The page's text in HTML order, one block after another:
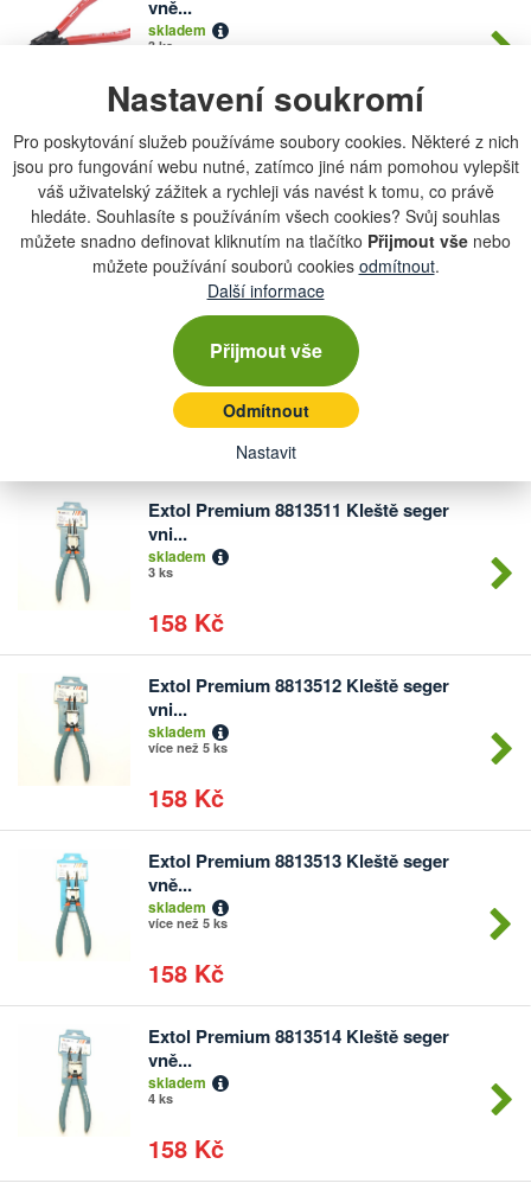
Nastavení soukromí
Pro poskytování služeb používáme soubory cookies. Některé z nich
jsou pro fungování webu nutné, zatímco jiné nám pomohou vylepšit
váš uživatelský zážitek a rychleji vás navést k tomu, co právě
hledáte. Souhlasíte s používáním všech cookies? Svůj souhlas
můžete snadno definovat kliknutím na tlačítko Přijmout vše nebo
můžete používání souborů cookies odmítnout.
Další informace
Přijmout vše
Odmítnout
Nastavit
vně...
skladem
3 ks
385 Kč
FORTUM 4770514 Kleště seeger
zahnuté v...
skladem
3 ks
385 Kč
Počet
kusů
Extol Premium 10292 Kleště seegerové
skladem
Počet
kusů
Extol Premium 8813511 Kleště seger
vni...
skladem
3 ks
158 Kč
Počet
Extol Premium 8813512 Kleště seger
vni...
skladem
více než 5 ks
158 Kč
Počet
Extol Premium 8813513 Kleště seger
vně...
skladem
více než 5 ks
158 Kč
Počet
Extol Premium 8813514 Kleště seger
vně...
skladem
4 ks
158 Kč
Počet